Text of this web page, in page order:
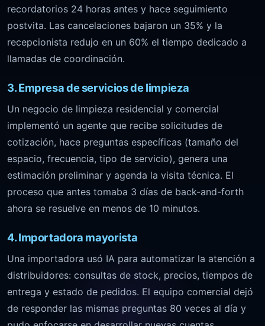
recordatorios 24 horas antes y hace seguimiento
postvita. Las cancelaciones bajaron un 35% y la
recepcionista redujo en un 60% el tiempo dedicado a
llamadas de coordinación.
3. Empresa de servicios de limpieza
Un negocio de limpieza residencial y comercial
implementó un agente que recibe solicitudes de
cotización, hace preguntas específicas (tamaño del
espacio, frecuencia, tipo de servicio), genera una
estimación preliminar y agenda la visita técnica. El
proceso que antes tomaba 3 días de back-and-forth
ahora se resuelve en menos de 10 minutos.
4. Importadora mayorista
Una importadora usó IA para automatizar la atención a
distribuidores: consultas de stock, precios, tiempos de
entrega y estado de pedidos. El equipo comercial dejó
de responder las mismas preguntas 80 veces al día y